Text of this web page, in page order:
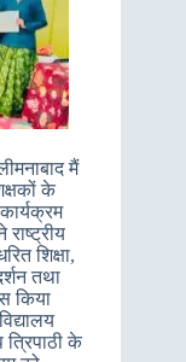
मैं
के
शिक्षा,
तथा
किया
त्रिपाठी के